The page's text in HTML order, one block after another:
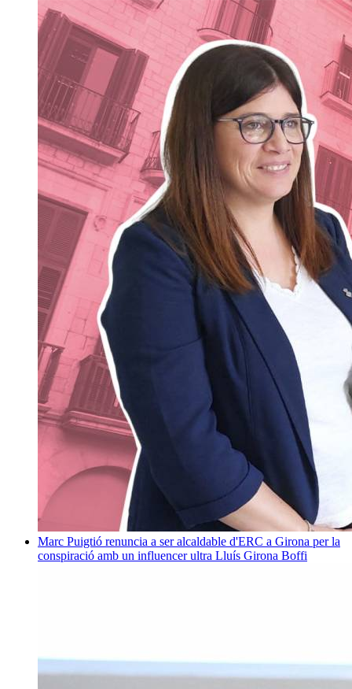
Marc Puigtió renuncia a ser alcaldable d'ERC a Girona per la
conspiració amb un influencer ultra Lluís Girona Boffi